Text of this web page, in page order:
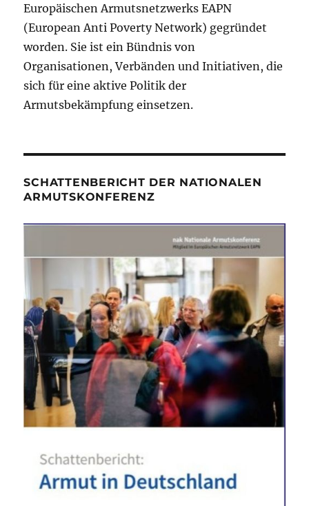
Europäischen Armutsnetzwerks EAPN
(European Anti Poverty Network) gegründet
worden. Sie ist ein Bündnis von
Organisationen, Verbänden und Initiativen, die
sich für eine aktive Politik der
Armutsbekämpfung einsetzen.
SCHATTENBERICHT DER NATIONALEN
ARMUTSKONFERENZ